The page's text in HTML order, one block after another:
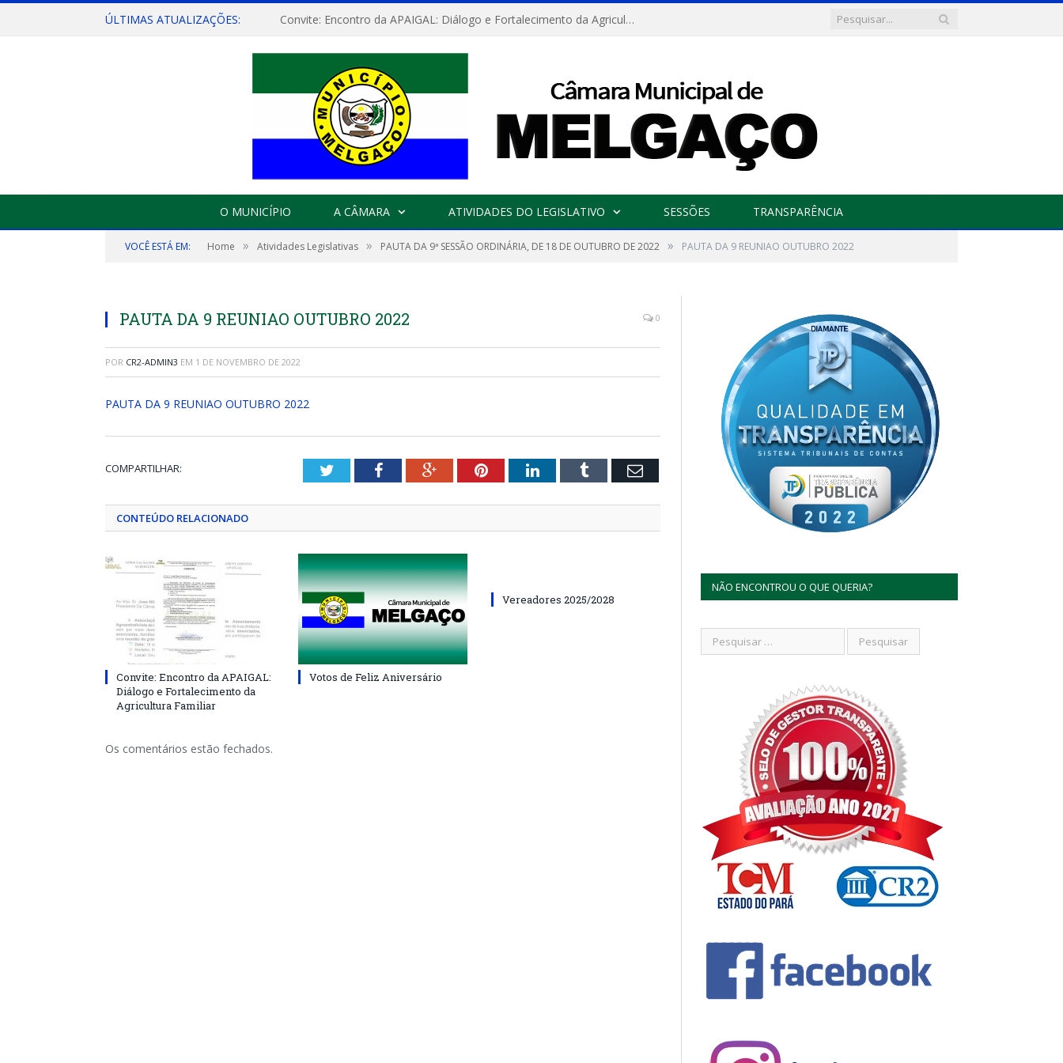
ÚLTIMAS ATUALIZAÇÕES: Convite: Encontro da APAIGAL: Diálogo e Fortalecimento da Agricultura Familiar
O MUNICÍPIO A CÂMARA ATIVIDADES DO LEGISLATIVO SESSÕES TRANSPARÊNCIA
VOCÊ ESTÁ EM: Home » Atividades Legislativas » PAUTA DA 9ª SESSÃO ORDINÁRIA, DE 18 DE OUTUBRO DE 2022 » PAUTA DA 9 REUNIAO OUTUBRO 2022
PAUTA DA 9 REUNIAO OUTUBRO 2022 0
POR CR2-ADMIN3 EM 1 DE NOVEMBRO DE 2022
PAUTA DA 9 REUNIAO OUTUBRO 2022
COMPARTILHAR: TwitterFacebookGoogle+PinterestLinkedInTumblr Email
CONTEÚDO RELACIONADO
Convite: Encontro da APAIGAL:
Diálogo e Fortalecimento da
Agricultura Familiar
Votos de Feliz Aniversário
Vereadores 2025/2028
Os comentários estão fechados.
NÃO ENCONTROU O QUE QUERIA?